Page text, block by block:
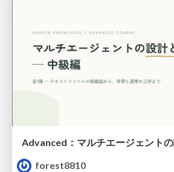
forest8810